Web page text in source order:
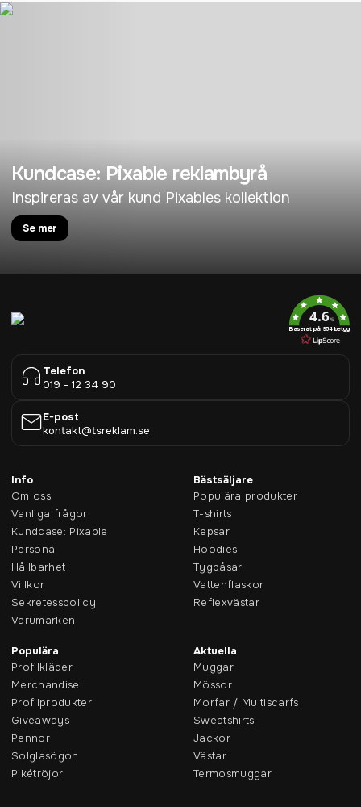
Kundcase: Pixable reklambyrå
Inspireras av vår kund Pixables kollektion
Se mer
4.6/5
Baserat på 954 betyg
Telefon
019 - 12 34 90
E-post
kontakt@tsreklam.se
Info
Om oss
Vanliga frågor
Kundcase: Pixable
Personal
Hållbarhet
Villkor
Sekretesspolicy
Varumärken
Bästsäljare
Populära produkter
T-shirts
Kepsar
Hoodies
Tygpåsar
Vattenflaskor
Reflexvästar
Populära
Profilkläder
Merchandise
Profilprodukter
Giveaways
Pennor
Solglasögon
Pikétröjor
Aktuella
Muggar
Mössor
Morfar / Multiscarfs
Sweatshirts
Jackor
Västar
Termosmuggar